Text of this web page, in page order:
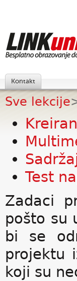
Kontakt
Sve lekcije
Test
Zadaci
pošto su
bi se
projektu
koji su